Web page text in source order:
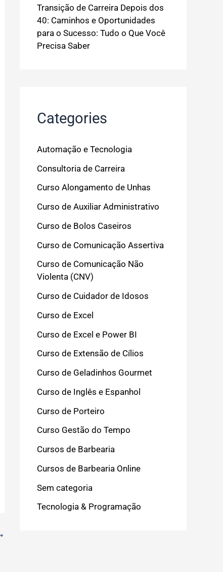
Transição de Carreira Depois dos
40: Caminhos e Oportunidades
para o Sucesso: Tudo o Que Você
Precisa Saber
Categories
Automação e Tecnologia
Consultoria de Carreira
Curso Alongamento de Unhas
Curso de Auxiliar Administrativo
Curso de Bolos Caseiros
Curso de Comunicação Assertiva
Curso de Comunicação Não
Violenta (CNV)
Curso de Cuidador de Idosos
Curso de Excel
Curso de Excel e Power BI
Curso de Extensão de Cílios
Curso de Geladinhos Gourmet
Curso de Inglês e Espanhol
Curso de Porteiro
Curso Gestão do Tempo
Cursos de Barbearia
Cursos de Barbearia Online
Sem categoria
Tecnologia & Programação